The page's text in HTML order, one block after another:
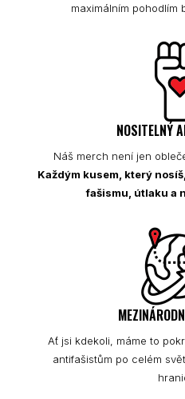
maximálním pohodlím
NOSITELNÝ
Náš merch není jen
Každým kusem, který
fašismu, útlaku a
Ať jsi kdekoli, máme to
antifašistům po celém